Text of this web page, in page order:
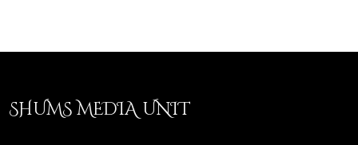
SHUMS MEDIA UNIT